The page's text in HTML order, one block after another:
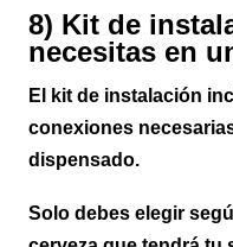
8) Kit de
necesitas en
El kit de instalación
conexiones
dispensado.
Solo debes elegir